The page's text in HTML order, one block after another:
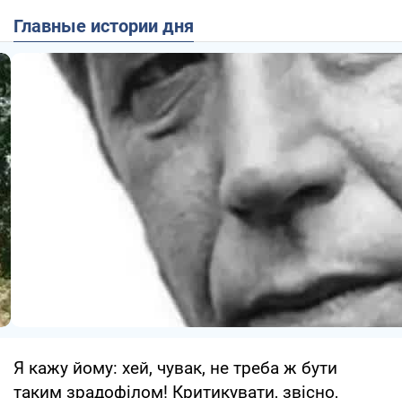
Главные истории дня
Я кажу йому: хей, чувак, не треба ж бути
таким зрадофілом! Критикувати, звісно,